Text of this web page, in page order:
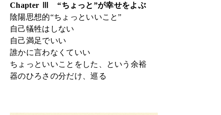
Chapter Ⅲ “ちょっと”が幸せをよぶ
陰陽思想的“ちょっといいこと”
自己犠牲はしない
自己満足でいい
誰かに言わなくていい
ちょっといいことをした、という余裕
器のひろさの分だけ、巡る